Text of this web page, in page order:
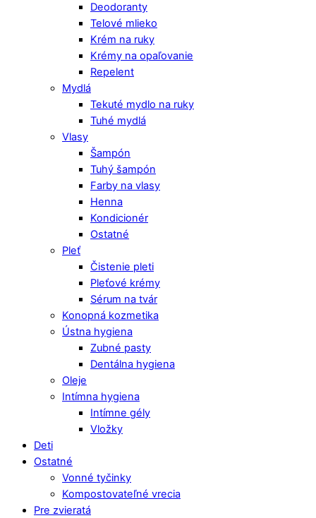
Deodoranty
Telové mlieko
Krém na ruky
Krémy na opaľovanie
Repelent
Mydlá
Tekuté mydlo na ruky
Tuhé mydlá
Vlasy
Šampón
Tuhý šampón
Farby na vlasy
Henna
Kondicionér
Ostatné
Pleť
Čistenie pleti
Pleťové krémy
Sérum na tvár
Konopná kozmetika
Ústna hygiena
Zubné pasty
Dentálna hygiena
Oleje
Intímna hygiena
Intímne gély
Vložky
Deti
Ostatné
Vonné tyčinky
Kompostovateľné vrecia
Pre zvieratá